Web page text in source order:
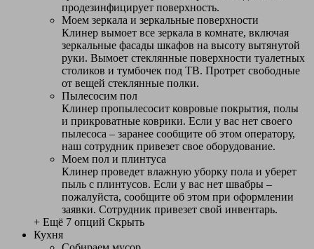
продезинфицирует поверхность.
Моем зеркала и зеркальные поверхности
Клинер вымоет все зеркала в комнате, включая
зеркальные фасады шкафов на высоту вытянутой
руки. Вымоет стеклянные поверхности туалетных
столиков и тумбочек под ТВ. Протрет свободные
от вещей стеклянные полки.
Пылесосим пол
Клинер пропылесосит ковровые покрытия, полы
и прикроватные коврики. Если у вас нет своего
пылесоса – заранее сообщите об этом оператору,
наш сотрудник привезет свое оборудование.
Моем пол и плинтуса
Клинер проведет влажную уборку пола и уберет
пыль с плинтусов. Если у вас нет швабры –
пожалуйста, сообщите об этом при оформлении
заявки. Сотрудник привезет свой инвентарь.
+ Ещё 7 опций Скрыть
Кухня